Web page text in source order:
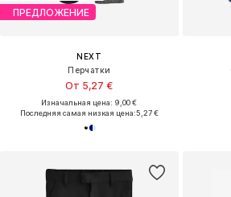
ПРЕДЛОЖЕНИЕ
NEXT
Перчатки
От 5,27 €
Изначальная цена: 9,00 €
Последняя самая низкая цена:5,27 €